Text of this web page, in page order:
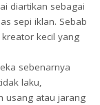
diartikan sebagai
sepi iklan. Sebab
kecil yang
sebenarnya
laku,
usang atau jarang